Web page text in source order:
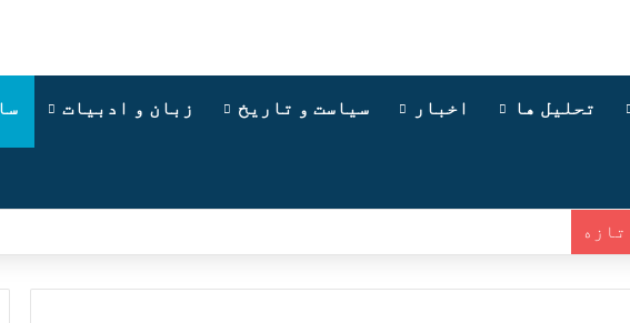
تحلیل ها اخبار سیاست و تاریخ زبان و ادبیات